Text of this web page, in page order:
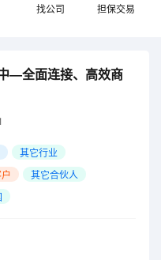
找公司 担保交易
—全面连接、高效商
其它行业
其它合伙人